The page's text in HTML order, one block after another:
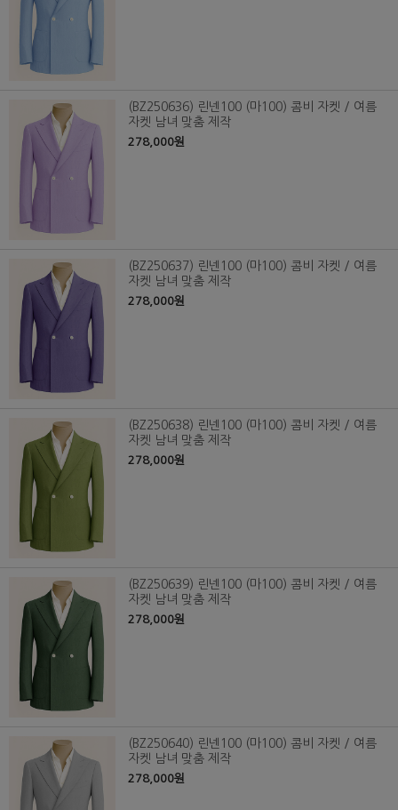
(BZ250636) 린넨100 (마100) 콤비 자켓 / 여름
자켓 남녀 맞춤 제작
278,000원
(BZ250637) 린넨100 (마100) 콤비 자켓 / 여름
자켓 남녀 맞춤 제작
278,000원
(BZ250638) 린넨100 (마100) 콤비 자켓 / 여름
자켓 남녀 맞춤 제작
278,000원
(BZ250639) 린넨100 (마100) 콤비 자켓 / 여름
자켓 남녀 맞춤 제작
278,000원
(BZ250640) 린넨100 (마100) 콤비 자켓 / 여름
자켓 남녀 맞춤 제작
278,000원